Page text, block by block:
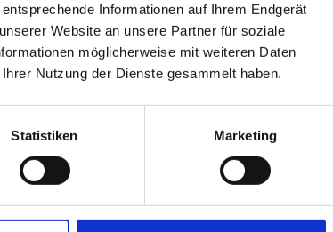
Informationen auf Ihrem Endgerät
Website an unsere Partner für soziale
möglicherweise mit weiteren Daten
Nutzung der Dienste gesammelt haben.
Statistiken Marketing